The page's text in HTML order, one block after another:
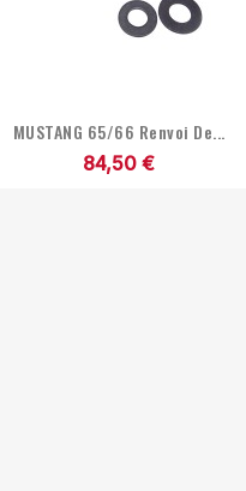
Aperçu rapide
MUSTANG 65/66 Renvoi De...
84,50 €